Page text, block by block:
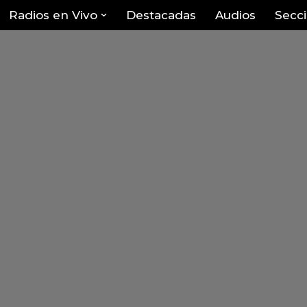
Radios en Vivo Destacadas Audios